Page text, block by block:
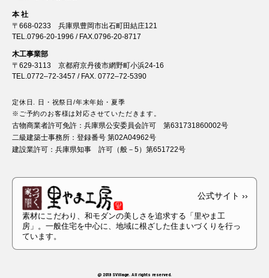
本 社
〒668-0233 兵庫県豊岡市出石町田結庄121
TEL. 0796-20-1996 / FAX.0796-20-8717
木工事業部
〒629-3113 京都府京丹後市網野町小浜24-16
TEL. 0772–72-3457 / FAX. 0772–72-5390
定休日. 日・祝祭日/年末年始・夏季
※ご予約のお客様は対応させていただきます。
古物商業者許可免許： 兵庫県公安委員会許可 第631731860002号
二級建築士事務所： 登録番号 第02A04962号
建設業許可： 兵庫県知事 許可（般－5）第651722号
素材にこだわり、和モダンの美しさを追求する「里やま工
房」。一般住宅を中心に、地域に根ざした住まいづくりを行っ
ています。
@ 2019 SVillage. All rights reserved.